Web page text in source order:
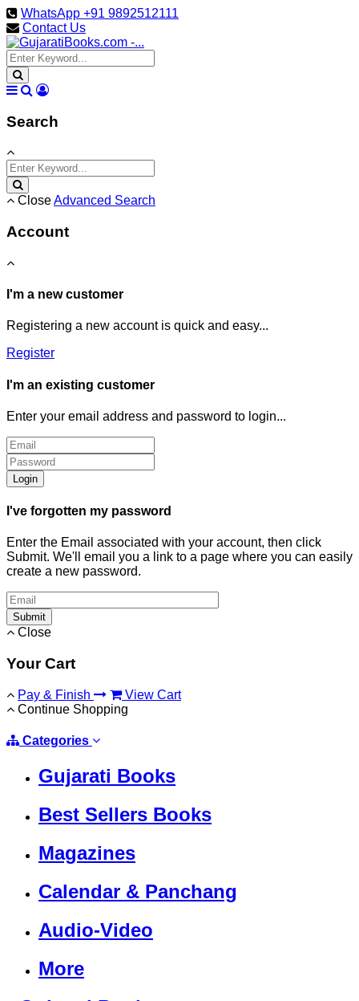
WhatsApp +91 9892512111
Contact Us
Search
CloseAdvanced Search
Account
I'm a new customer
Registering a new account is quick and easy...
Register
I'm an existing customer
Enter your email address and password to login...
Login
I've forgotten my password
Enter the Email associated with your account, then click
Submit. We'll email you a link to a page where you can easily
create a new password.
Submit
Close
Your Cart
Pay & Finish
View Cart
Continue Shopping
Categories
Gujarati Books
Best Sellers Books
Magazines
Calendar & Panchang
Audio-Video
More